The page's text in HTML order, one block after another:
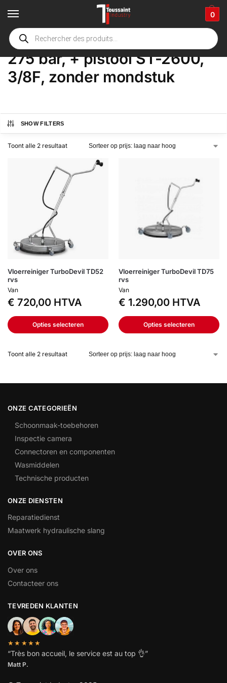
0
Home Winkel / Product Opties /
275 bar, + pistool ST-2600,
3/8F, zonder mondstuk
SHOW FILTERS
Toont alle 2 resultaat
Vloerreiniger TurboDevil TD52
rvs
Van
€ 720,00 HTVA
Opties selecteren
Vloerreiniger TurboDevil TD75
rvs
Van
€ 1.290,00 HTVA
Opties selecteren
Toont alle 2 resultaat
ONZE CATEGORIEËN
Schoonmaak-toebehoren
Inspectie camera
Connectoren en componenten
Wasmiddelen
Technische producten
ONZE DIENSTEN
Reparatiedienst
Maatwerk hydraulische slang
OVER ONS
Over ons
Contacteer ons
TEVREDEN KLANTEN
★★★★★
“Très bon accueil, le service est au top 👌”
Matt P.